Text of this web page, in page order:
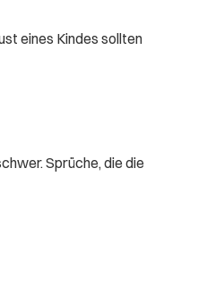
eines Kindes sollten
Sprüche, die die